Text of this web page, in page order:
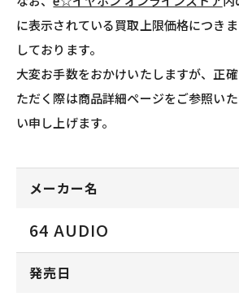
に表示されている買取上限価格につき
しております。
大変お手数をおかけいたしますが、正
ただく際は商品詳細ページをご参照い
い申し上げます。
メーカー名
64 AUDIO
発売日